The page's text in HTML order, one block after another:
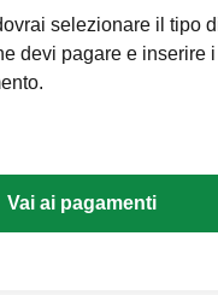
selezionare il tipo
devi pagare e inserire
Vai ai pagamenti